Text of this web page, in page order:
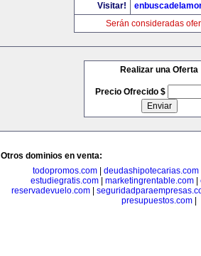
Visitar!
Serán consideradas
Realizar una Oferta
Precio Ofrecido $
Otros dominios en venta:
todopromos.com
deudashipotecarias.com
estudiegratis.com
marketingrentable.com
reservadevuelo.com
presupuestos.com